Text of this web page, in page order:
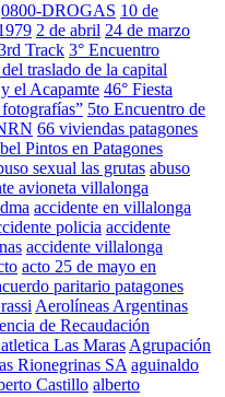
0800-DROGAS 10 de
2 de abril 24 de marzo
Track 3° Encuentro
traslado de la capital
el Acapamte 46° Fiesta
5to Encuentro de
66 viviendas patagones
Pintos en Patagones
sexual las grutas abuso
avioneta villalonga
accidente en villalonga
policia accidente
accidente villalonga
acto 25 de mayo en
paritario patagones
Aerolíneas Argentinas
de Recaudación
Las Maras Agrupación
Rionegrinas SA aguinaldo
Castillo alberto